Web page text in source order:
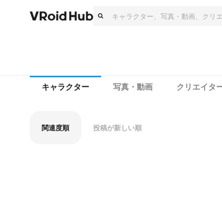
キャラクター 写真・動画 クリエイタ
関連度順 投稿が新しい順